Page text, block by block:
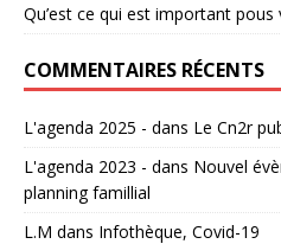
Qu’est ce qui est important pous
COMMENTAIRES RÉCENTS
L'agenda 2025 - dans Le Cn2r
L'agenda 2023 - dans Nouvel
planning famillial
L.M dans Infothèque, Covid-19